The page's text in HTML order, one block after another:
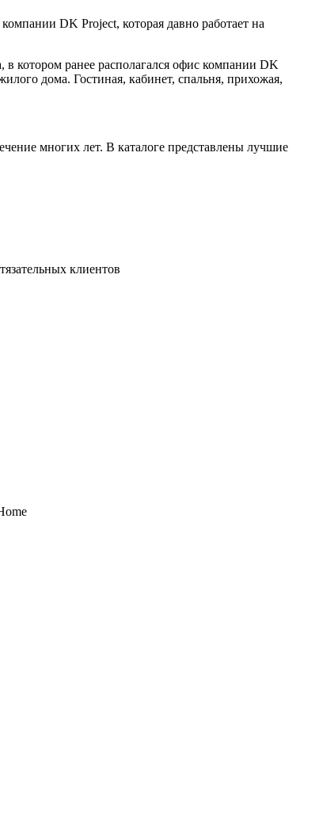
DK Project, которая давно работает на
котором ранее располагался офис компании DK
дома. Гостиная, кабинет, спальня, прихожая,
многих лет. В каталоге представлены лучшие
клиентов